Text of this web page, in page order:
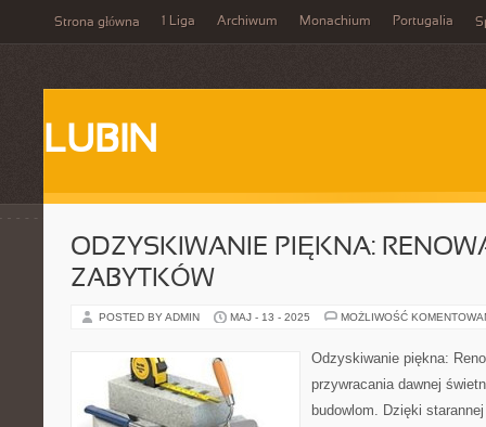
Strona główna 1 Liga Archiwum Monachium Portugalia
LUBIN
ODZYSKIWANIE PIĘKNA:
ZABYTKÓW
POSTED BY ADMIN MAJ - 13 - 2025 MOŻLIWOŚĆ
Odzyskiwanie piękna:
przywracania dawnej
budowlom. Dzięki